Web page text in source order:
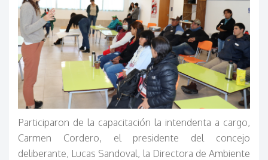
Participaron de la capacitación la intendenta a cargo,
Carmen Cordero, el presidente del concejo
deliberante, Lucas Sandoval, la Directora de Ambiente